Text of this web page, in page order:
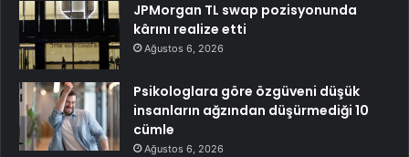
JPMorgan TL swap pozisyonunda
kârını realize etti
Ağustos 6, 2026
Psikologlara göre özgüveni düşük
insanların ağzından düşürmediği 10
cümle
Ağustos 6, 2026